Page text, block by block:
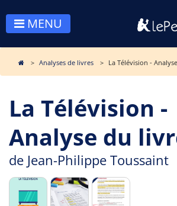
MENU
Analyses de livres La Télévision -
La Télévision -
Analyse du
de Jean-Philippe Toussaint